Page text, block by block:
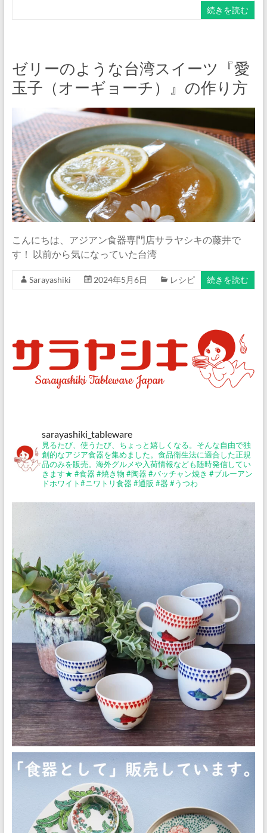
の
通
販
イ
ト
『サ
ラ
ヤ
シ
キ』
公
式
ブ
続きを読む
ゼリーのような台湾スイーツ『愛
玉子（オーギョーチ）』の作り方
こんにちは、アジアン食器専門店サラヤシキの藤井で
す！ 以前から気になっていた台湾
Sarayashiki 2024年5月6日 レシピ 続きを読む
sarayashiki_tableware
見るたび、使うたび、ちょっと嬉しくなる。そんな自由で独
創的なアジア食器を集めました。食品衛生法に適合した正規
品のみを販売。海外グルメや入荷情報なども随時発信してい
きます★ #食器 #焼き物 #陶器 #バッチャン焼き #ブルーアン
ドホワイト#ニワトリ食器 #通販 #器 #うつわ